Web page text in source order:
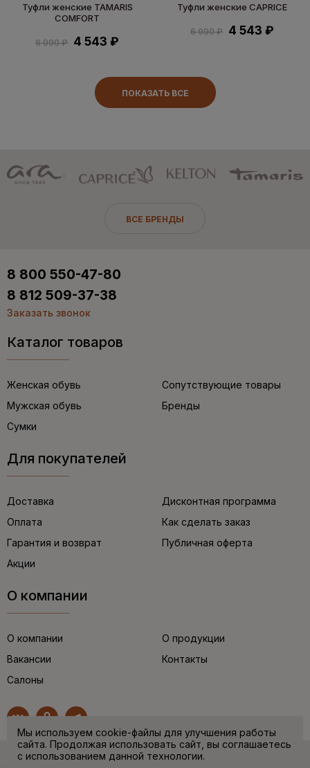
Туфли женские TAMARIS
COMFORT
6 990 ₽ 4 543 ₽
Туфли женские CAPRICE
6 990 ₽ 4 543 ₽
ПОКАЗАТЬ ВСЕ
ВСЕ БРЕНДЫ
Каталог товаров
Женская обувь
Мужская обувь
Сумки
Сопутствующие товары
Бренды
Для покупателей
Доставка
Оплата
Гарантия и возврат
Акции
Дисконтная программа
Как сделать заказ
Публичная оферта
О компании
О компании
Вакансии
Салоны
О продукции
Контакты
8 800 550-47-80
8 812 509-37-38
Заказать звонок
© “НЕМЕЦКАЯ ОБУВЬ” 2017. Все права защищены.
Мы используем cookie-файлы для улучшения работы
сайта. Продолжая использовать сайт, вы соглашаетесь
с использованием данной технологии.